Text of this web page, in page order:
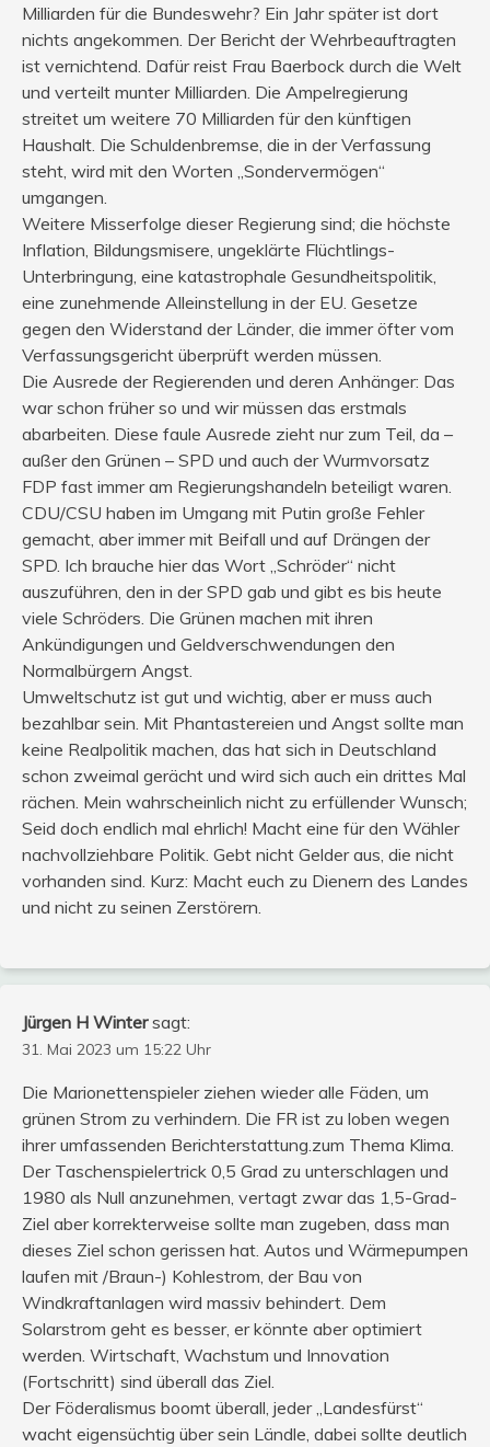
Milliarden für die Bundeswehr? Ein Jahr später ist dort
nichts angekommen. Der Bericht der Wehrbeauftragten
ist vernichtend. Dafür reist Frau Baerbock durch die Welt
und verteilt munter Milliarden. Die Ampelregierung
streitet um weitere 70 Milliarden für den künftigen
Haushalt. Die Schuldenbremse, die in der Verfassung
steht, wird mit den Worten „Sondervermögen“
umgangen.
Weitere Misserfolge dieser Regierung sind; die höchste
Inflation, Bildungsmisere, ungeklärte Flüchtlings-
Unterbringung, eine katastrophale Gesundheitspolitik,
eine zunehmende Alleinstellung in der EU. Gesetze
gegen den Widerstand der Länder, die immer öfter vom
Verfassungsgericht überprüft werden müssen.
Die Ausrede der Regierenden und deren Anhänger: Das
war schon früher so und wir müssen das erstmals
abarbeiten. Diese faule Ausrede zieht nur zum Teil, da –
außer den Grünen – SPD und auch der Wurmvorsatz
FDP fast immer am Regierungshandeln beteiligt waren.
CDU/CSU haben im Umgang mit Putin große Fehler
gemacht, aber immer mit Beifall und auf Drängen der
SPD. Ich brauche hier das Wort „Schröder“ nicht
auszuführen, den in der SPD gab und gibt es bis heute
viele Schröders. Die Grünen machen mit ihren
Ankündigungen und Geldverschwendungen den
Normalbürgern Angst.
Umweltschutz ist gut und wichtig, aber er muss auch
bezahlbar sein. Mit Phantastereien und Angst sollte man
keine Realpolitik machen, das hat sich in Deutschland
schon zweimal gerächt und wird sich auch ein drittes Mal
rächen. Mein wahrscheinlich nicht zu erfüllender Wunsch;
Seid doch endlich mal ehrlich! Macht eine für den Wähler
nachvollziehbare Politik. Gebt nicht Gelder aus, die nicht
vorhanden sind. Kurz: Macht euch zu Dienern des Landes
und nicht zu seinen Zerstörern.
Jürgen H Winter sagt:
31. Mai 2023 um 15:22 Uhr
Die Marionettenspieler ziehen wieder alle Fäden, um
grünen Strom zu verhindern. Die FR ist zu loben wegen
ihrer umfassenden Berichterstattung.zum Thema Klima.
Der Taschenspielertrick 0,5 Grad zu unterschlagen und
1980 als Null anzunehmen, vertagt zwar das 1,5-Grad-
Ziel aber korrekterweise sollte man zugeben, dass man
dieses Ziel schon gerissen hat. Autos und Wärmepumpen
laufen mit /Braun-) Kohlestrom, der Bau von
Windkraftanlagen wird massiv behindert. Dem
Solarstrom geht es besser, er könnte aber optimiert
werden. Wirtschaft, Wachstum und Innovation
(Fortschritt) sind überall das Ziel.
Der Föderalismus boomt überall, jeder „Landesfürst“
wacht eigensüchtig über sein Ländle, dabei sollte deutlich